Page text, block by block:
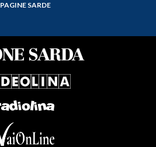
PAGINE SARDE